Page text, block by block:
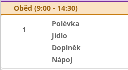
Oběd (9:00 - 14:30)
1
Polévka
Jídlo
Doplněk
Nápoj